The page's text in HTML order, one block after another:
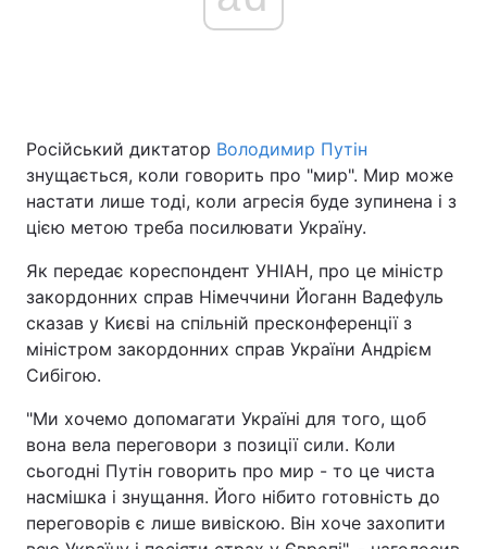
Головна Війна
Україна Політика
Спорт Наука
Техно і зв'язок Лайт
Зброя
Туризм
Цікавинки Погода
Екологія Регіони
Російський диктатор Володимир Путін
знущається, коли говорить про "мир". Мир може
настати лише тоді, коли агресія буде зупинена і з
цією метою треба посилювати Україну.
Як передає кореспондент УНІАН, про це міністр
закордонних справ Німеччини Йоганн Вадефуль
сказав у Києві на спільній пресконференції з
міністром закордонних справ України Андрієм
Сибігою.
"Ми хочемо допомагати Україні для того, щоб
вона вела переговори з позиції сили. Коли
сьогодні Путін говорить про мир - то це чиста
насмішка і знущання. Його нібито готовність до
переговорів є лише вивіскою. Він хоче захопити